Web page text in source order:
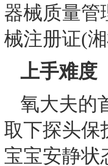
器械质量管
械注册证(
上手难度
氧大夫的
取下探头
宝宝安静